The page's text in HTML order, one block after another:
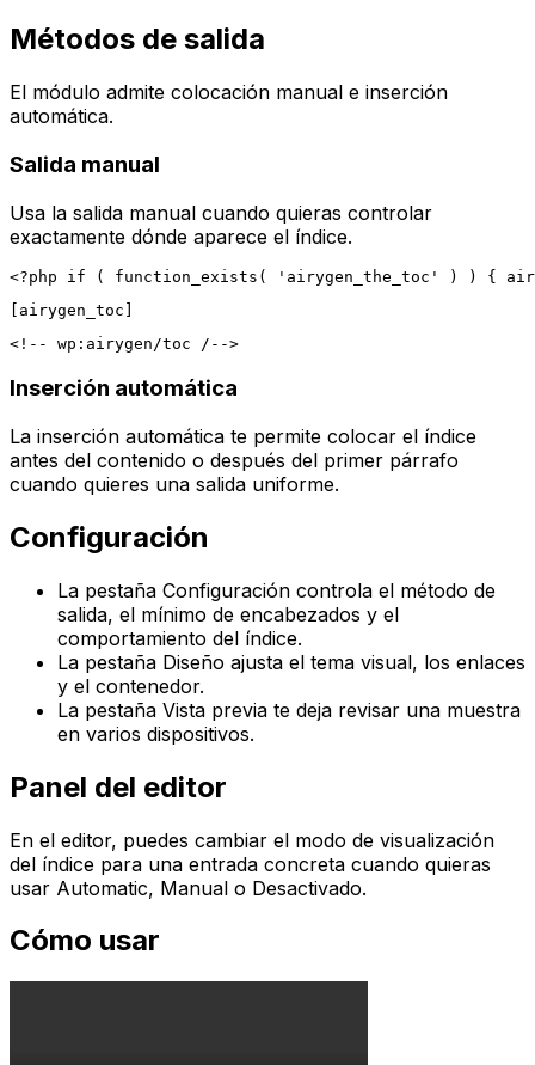
Métodos de salida
El módulo admite colocación manual e inserción
automática.
Salida manual
Usa la salida manual cuando quieras controlar
exactamente dónde aparece el índice.
Inserción automática
La inserción automática te permite colocar el índice
antes del contenido o después del primer párrafo
cuando quieres una salida uniforme.
Configuración
La pestaña Configuración controla el método de
salida, el mínimo de encabezados y el
comportamiento del índice.
La pestaña Diseño ajusta el tema visual, los enlaces
y el contenedor.
La pestaña Vista previa te deja revisar una muestra
en varios dispositivos.
Panel del editor
En el editor, puedes cambiar el modo de visualización
del índice para una entrada concreta cuando quieras
usar Automatic, Manual o Desactivado.
Cómo usar